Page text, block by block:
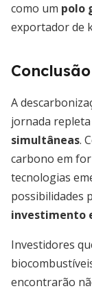
como um polo
exportador de
Conclusão
A
jornada repleta
simultâneas.
carbono em
tecnologias
possibilidades
investimento
Investidores
encontrarão